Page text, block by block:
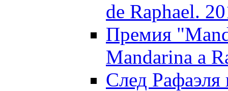
de Raphael.
Премия
Mandarina a
След Рафаэля